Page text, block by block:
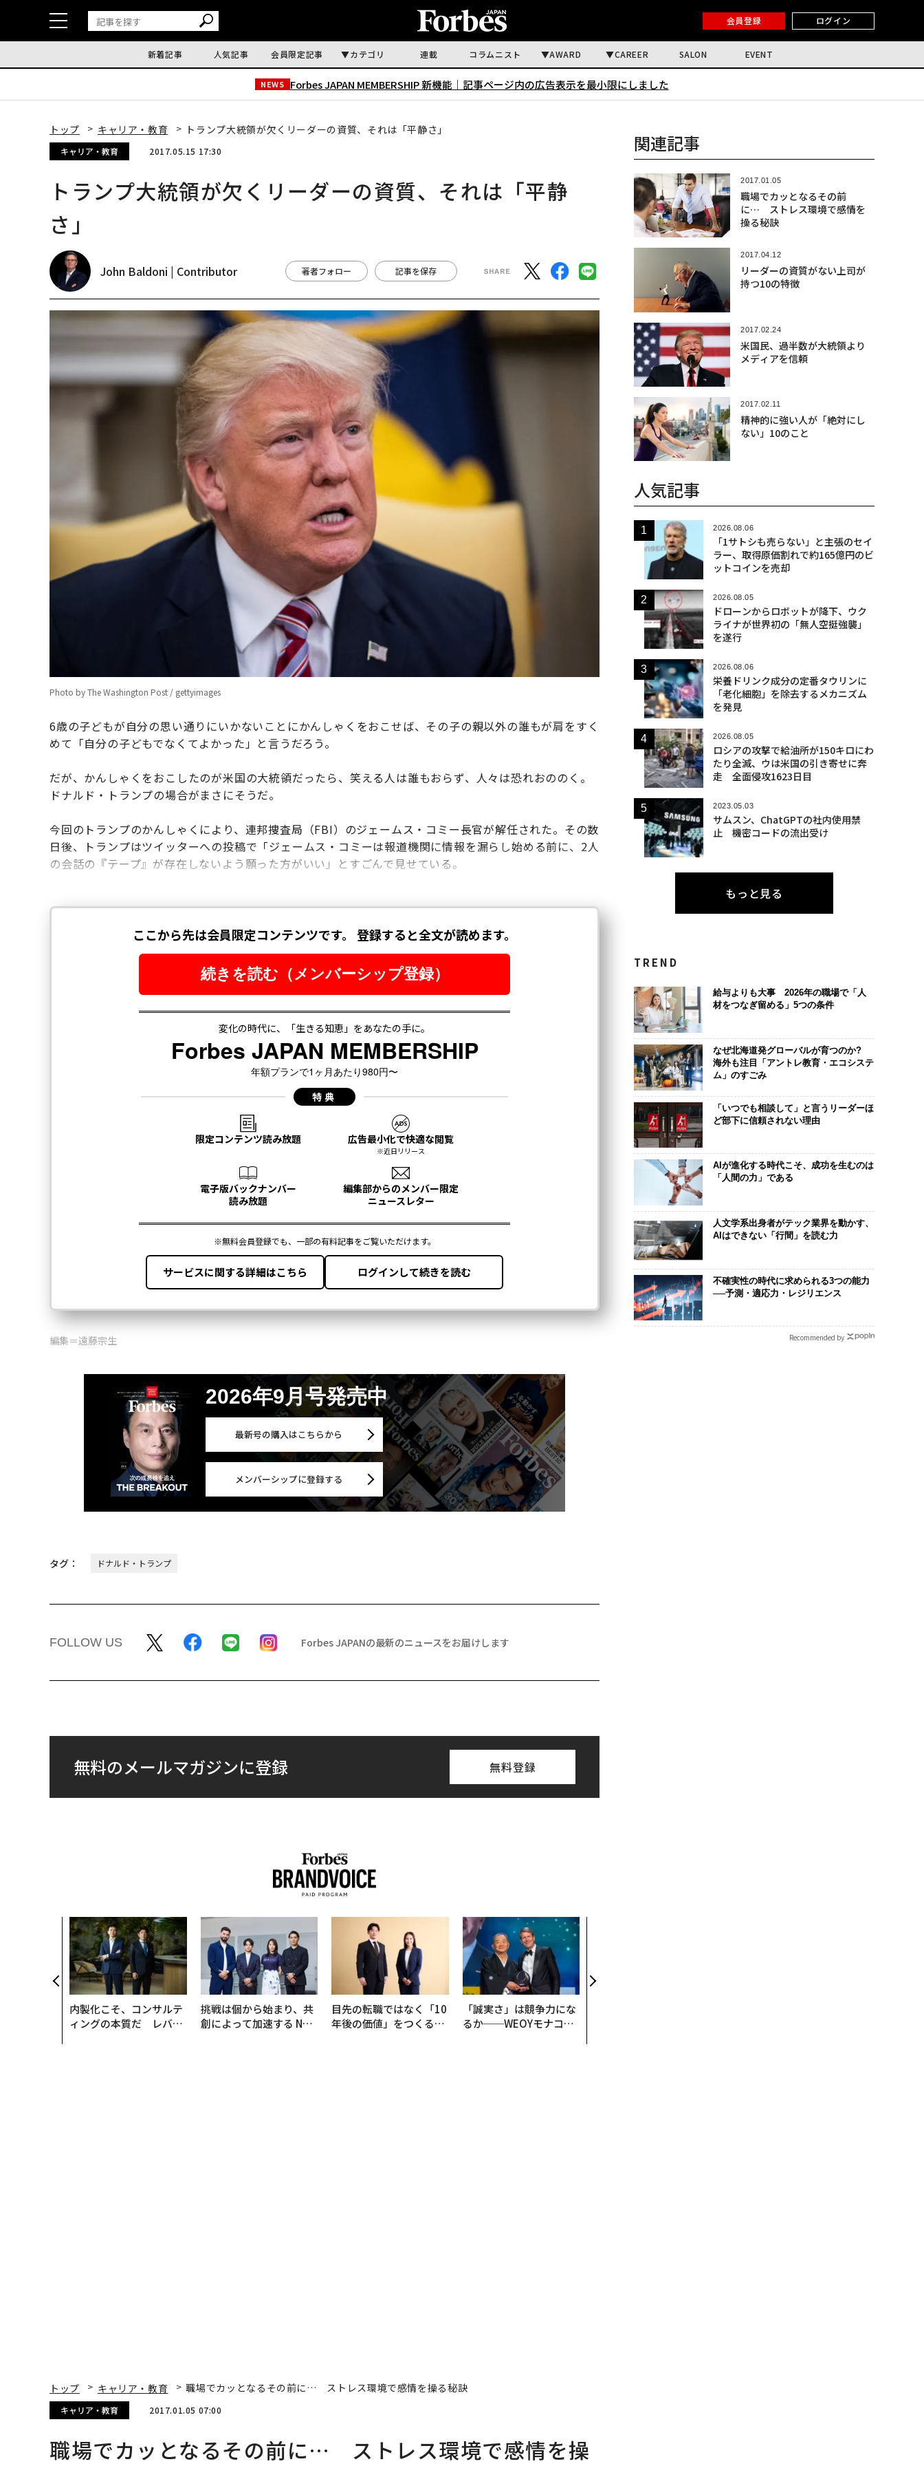
会員登録 ログイン
新着記事 人気記事 会員限定記事 カテゴリ 連載 コラムニスト AWARD CAREER SALON EVENT
NEWS Forbes JAPAN MEMBERSHIP 新機能｜ 記事ページ内の広告表示を最小限にしました
トップ キャリア・教育 トランプ大統領が欠くリーダーの資質、それは「平静さ」
キャリア・教育 2017.05.15 17:30
トランプ大統領が欠くリーダーの資質、それは「平静
さ」
John Baldoni | Contributor 著者フォロー 記事を保存
Photo by The Washington Post / gettyimages
6歳の子どもが自分の思い通りにいかないことにかんしゃくをおこせば、その子の親以外の誰もが肩をすく
めて「自分の子どもでなくてよかった」と言うだろう。
だが、かんしゃくをおこしたのが米国の大統領だったら、笑える人は誰もおらず、人々は恐れおののく。
ドナルド・トランプの場合がまさにそうだ。
今回のトランプのかんしゃくにより、連邦捜査局（FBI）のジェームス・コミー長官が解任された。その数
日後、トランプはツイッターへの投稿で「ジェームス・コミーは報道機関に情報を漏らし始める前に、2人
の会話の『テープ』が存在しないよう願った方がいい」とすごんで見せている。
編集＝遠藤宗生
2026年9月号発売中
最新号の購入はこちらから
メンバーシップに登録する
タグ： ドナルド・トランプ
FOLLOW US Forbes JAPANの最新のニュースをお届けします
無料のメールマガジンに登録 無料登録
内製化こそ、コンサルテ
ィングの本質だ レバレ
挑戦は個から始まり、共
創によって加速する NOR
目先の転職ではなく「10
年後の価値」をつくる─
「誠実さ」は競争力にな
るか──WEOYモナコで
を徹底する理由
関連記事
2017.01.05
職場でカッとなるその前
に… ストレス環境で感情を
操る秘訣
2017.04.12
リーダーの資質がない上司が
持つ10の特徴
2017.02.24
米国民、過半数が大統領より
メディアを信頼
2017.02.11
精神的に強い人が「絶対にし
ない」10のこと
人気記事
2026.08.06
「1サトシも売らない」と主張のセイ
ラー、取得原価割れで約165億円のビ
ットコインを売却
2026.08.05
ドローンからロボットが降下、ウク
ライナが世界初の「無人空挺強襲」
を遂行
2026.08.06
栄養ドリンク成分の定番タウリンに
「老化細胞」を除去するメカニズム
を発見
2026.08.05
ロシアの攻撃で給油所が150キロにわ
たり全滅、ウは米国の引き寄せに奔
走 全面侵攻1623日目
2023.05.03
サムスン、ChatGPTの社内使用禁
止 機密コードの流出受け
もっと見る
TREND
給与よりも大事 2026年の職場で「人
材をつなぎ留める」5つの条件
なぜ北海道発グローバルが育つのか?
海外も注目「アントレ教育・エコシステ
ム」のすごみ
「いつでも相談して」と言うリーダーほ
ど部下に信頼されない理由
AIが進化する時代こそ、成功を生むのは
「人間の力」である
人文学系出身者がテック業界を動かす、
AIはできない「行間」を読む力
不確実性の時代に求められる3つの能力
──予測・適応力・レジリエンス
Recommended by